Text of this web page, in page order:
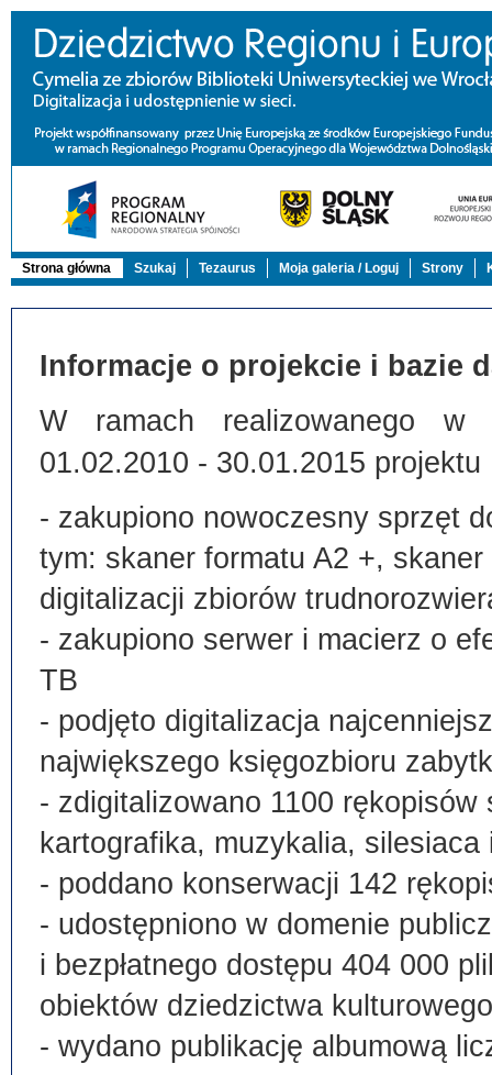
Strona główna Szukaj Tezaurus Moja galeria / Loguj Strony
Informacje o projekcie i bazie
W ramach realizowanego w
01.02.2010 - 30.01.2015 projektu
- zakupiono nowoczesny sprzęt
tym: skaner formatu A2 +,
digitalizacji zbiorów
- zakupiono serwer i macierz o
TB
- podjęto digitalizacja
największego księgozbioru
- zdigitalizowano 1100
kartografika, muzykalia, silesiaca
- poddano konserwacji 142
- udostępniono w domenie
i bezpłatnego dostępu 404 000
obiektów dziedzictwa kulturowego
- wydano publikację albumową